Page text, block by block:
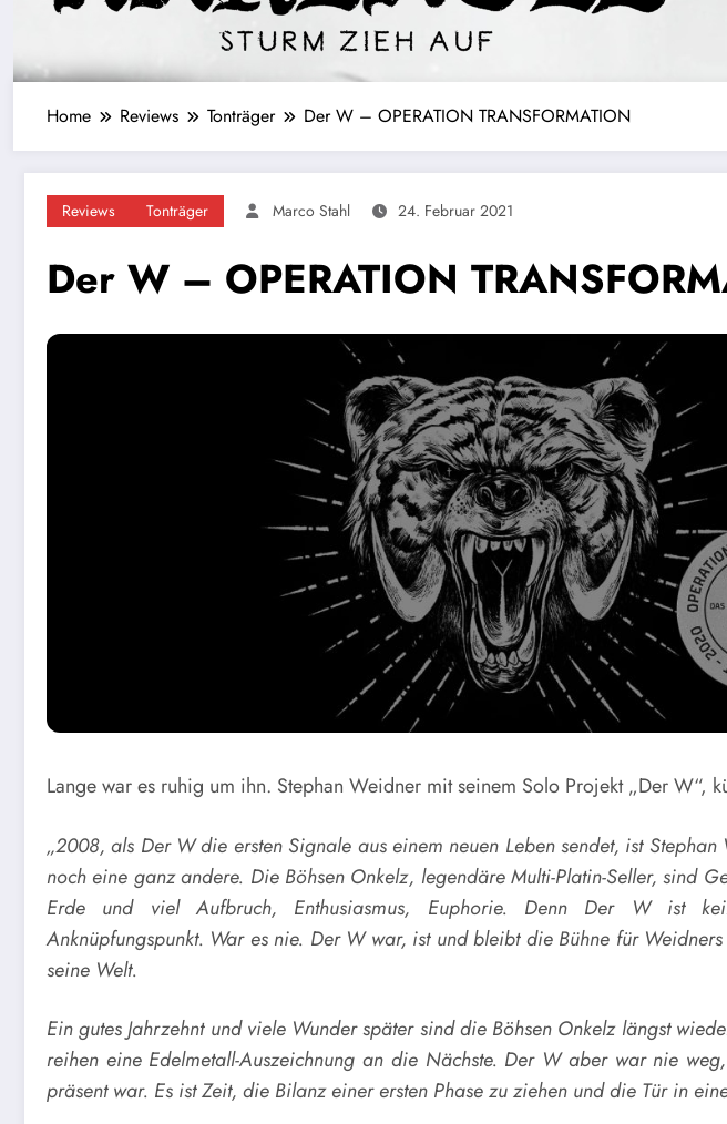
Home Reviews Tonträger Der W – OPERATION TRANSFORMATION
Reviews Tonträger Marco Stahl 24. Februar 2021
Der W – OPERATION
Lange war es ruhig um ihn. Stephan Weidner mit seinem Solo Projekt „Der W“,
„2008, als Der W die ersten Signale aus einem neuen Leben sendet, ist
noch eine ganz andere. Die Böhsen Onkelz, legendäre Multi-Platin-Seller, sind
Erde und viel Aufbruch, Enthusiasmus, Euphorie. Denn Der W ist
Anknüpfungspunkt. War es nie. Der W war, ist und bleibt die Bühne für
seine Welt.
Ein gutes Jahrzehnt und viele Wunder später sind die Böhsen Onkelz längst
reihen eine Edelmetall-Auszeichnung an die Nächste. Der W aber war nie
präsent war. Es ist Zeit, die Bilanz einer ersten Phase zu ziehen und die Tür in